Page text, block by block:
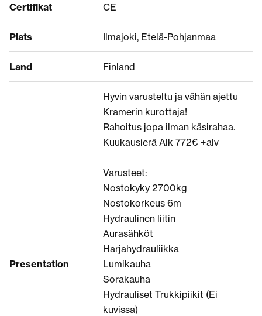
Certifikat CE
Plats Ilmajoki, Etelä-Pohjanmaa
Land Finland
Presentation
Hyvin varusteltu ja vähän ajettu
Kramerin kurottaja!
Rahoitus jopa ilman käsirahaa.
Kuukausierä Alk 772€ +alv
Varusteet:
Nostokyky 2700kg
Nostokorkeus 6m
Hydraulinen liitin
Aurasähköt
Harjahydrauliikka
Lumikauha
Sorakauha
Hydrauliset Trukkipiikit (Ei
kuvissa)